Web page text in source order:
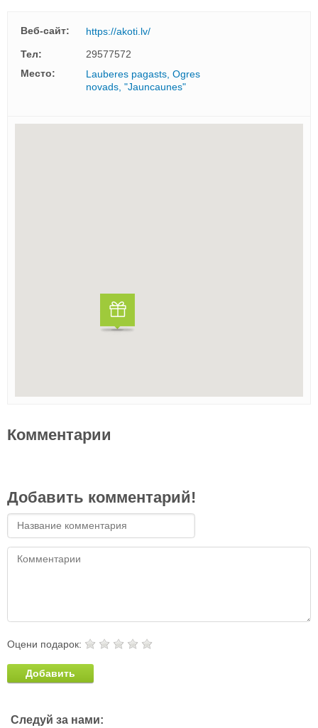
Веб-сайт:
https://akoti.lv/
Тел:
29577572
Mесто:
Lauberes pagasts, Ogres
novads, "Jauncaunes"
Комментарии
Добавить комментарий!
Оцени подарок:
Добавить
Следуй за нами: